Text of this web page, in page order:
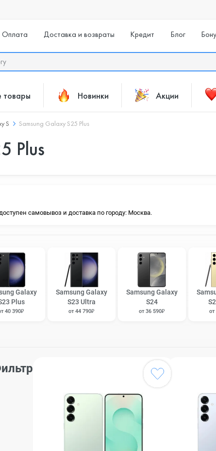
Оплата Доставка и возвраты Кредит Блог
товары Новинки Акции
S Samsung Galaxy S25 Plus
Plus
самовывоз и доставка по городу: Москва.
Galaxy
Plus
40 390₽
Samsung Galaxy
S23 Ultra
от 44 790₽
Samsung Galaxy
S24
от 36 590₽ от